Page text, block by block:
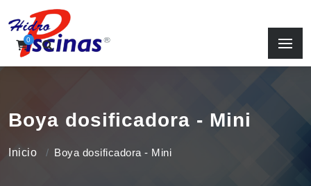
0
Boya dosificadora - Mini
Inicio Boya dosificadora - Mini